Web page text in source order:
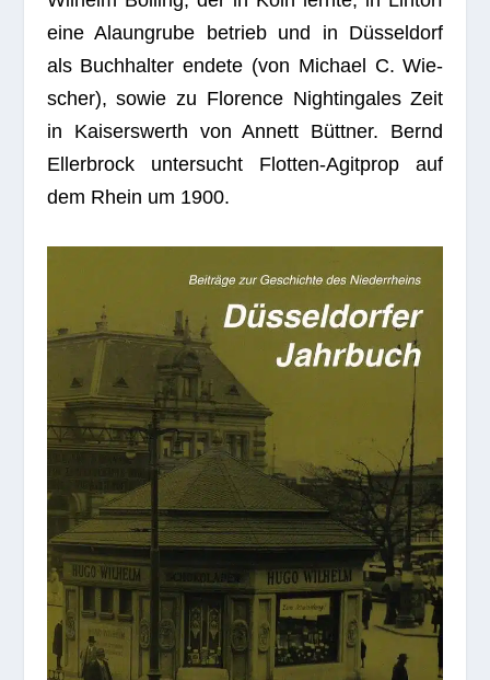
eine Alaun­grube betrieb und in Düs­sel­dorf
als Buch­hal­ter endete (von Michael C. Wie­
scher), sowie zu Flo­rence Night­in­gales Zeit
in Kai­sers­werth von Annett Bütt­ner. Bernd
Eller­b­rock unter­sucht Flot­ten-Agit­prop auf
dem Rhein um 1900.